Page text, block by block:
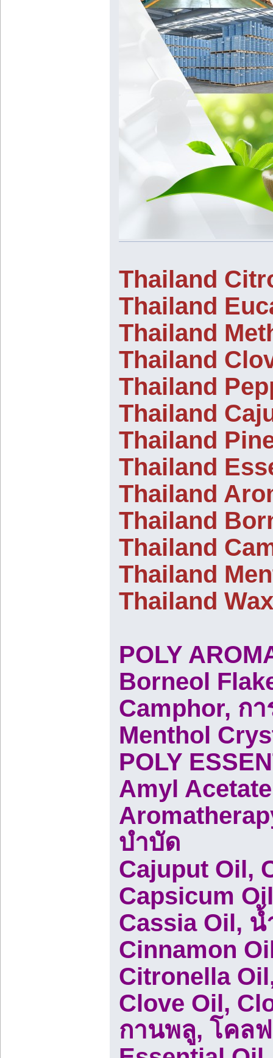
Thailand
Thailand
Thailand
Thailand
Thailand
Thailand
Thailand
Thailand
Thailand
Thailand
Thailand
Thailand
Thailand Wax
POLY
Borneol
Camphor, กา
Menthol
POLY
Amyl
บำบัด
Cajuput Oil,
Capsicum
Cassia Oil,
Cinnamon
Citronella
Clove Oil,
กานพลู, โคล